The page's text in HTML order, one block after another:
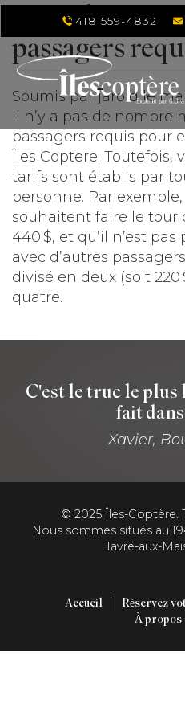
Aller
contenu
principal
418 559-4832
Y a-t-il un
passagers
Soumis parjaroldle
Il n’y a pas de nombre
passagers requis pour
Îles Coptere. Toutefois,
tarifs sont établis par
personne. Par
souhaitent faire le tour
440 $, et qu’il n’est
avec d’autres
divisé en deux (soit
quatre.
C'est le truc le
fait
Xavier,
© 2025 Îles-Coptère.
Nous sommes situés au
Havre-aux-
Accueil
Réservez
À propos